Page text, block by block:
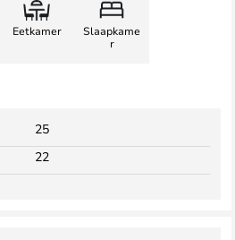
Eetkamer
Slaapkame
r
25
22